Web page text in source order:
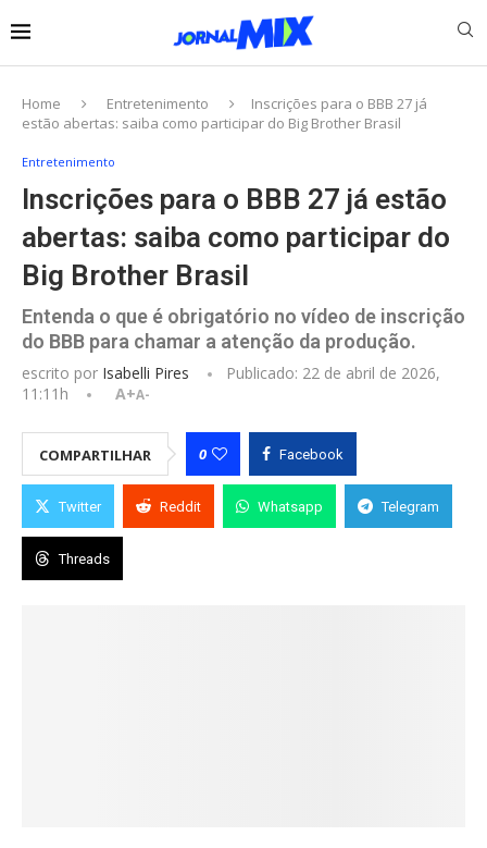
Home Entretenimento
Inscrições para o BBB 27 já
estão abertas: saiba como participar do Big Brother Brasil
Entretenimento
Inscrições para o BBB 27 já estão
abertas: saiba como participar do
Big Brother Brasil
Entenda o que é obrigatório no vídeo de inscrição
do BBB para chamar a atenção da produção.
escrito por Isabelli Pires Publicado: 22 de abril de 2026,
11:11h
A+A-
COMPARTILHAR 0 Facebook
Twitter Reddit Whatsapp Telegram
Threads